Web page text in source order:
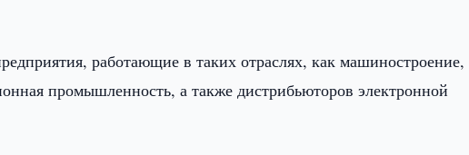
работающие в таких отраслях, как машиностроение,
промышленность, а также дистрибьюторов электронной